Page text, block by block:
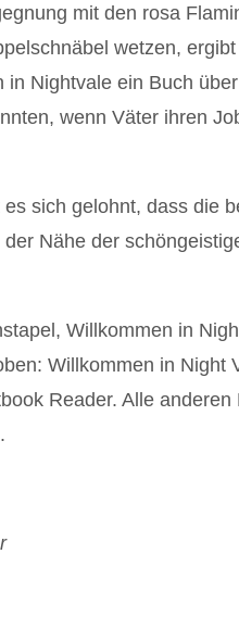
mit den rosa
wetzen,
Nightvale ein Buch
wenn Väter ihren
sich gelohnt, dass die
Nähe der
Willkommen in Night
Reader. Alle anderen